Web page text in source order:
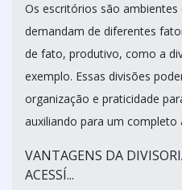
Os escritórios são
demandam de diferentes
de fato, produtivo, como a
exemplo. Essas divisões
organização e praticidade
auxiliando para um
VANTAGENS DA
ACESSÍ...